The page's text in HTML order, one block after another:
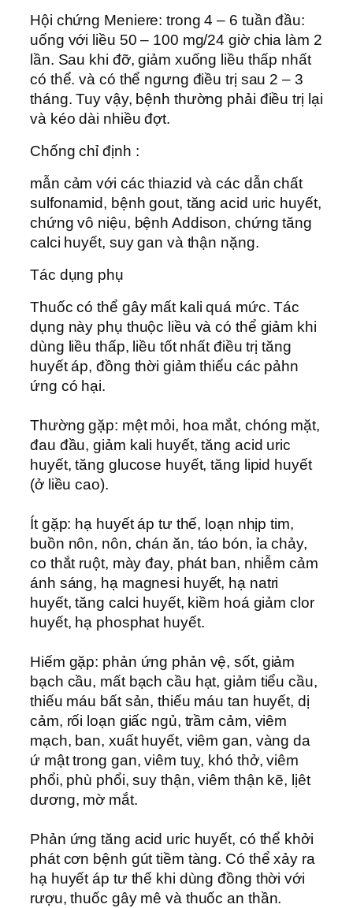
Hội chứng Meniere: trong 4 – 6 tuần đầu:
uống với liều 50 – 100 mg/24 giờ chia làm 2
lần. Sau khi đỡ, giảm xuống liều thấp nhất
có thể. và có thể ngưng điều trị sau 2 – 3
tháng. Tuy vậy, bệnh thường phải điều trị lại
và kéo dài nhiều đợt.
Chống chỉ định :
mẫn cảm với các thiazid và các dẫn chất
sulfonamid, bệnh gout, tăng acid uric huyết,
chứng vô niệu, bệnh Addison, chứng tăng
calci huyết, suy gan và thận nặng.
Tác dụng phụ
Thuốc có thể gây mất kali quá mức. Tác
dụng này phụ thuộc liều và có thể giảm khi
dùng liều thấp, liều tốt nhất điều trị tăng
huyết áp, đồng thời giảm thiểu các pảhn
ứng có hại.
Thường gặp: mệt mỏi, hoa mắt, chóng mặt,
đau đầu, giảm kali huyết, tăng acid uric
huyết, tăng glucose huyết, tăng lipid huyết
(ở liều cao).
Ít gặp: hạ huyết áp tư thế, loạn nhịp tim,
buồn nôn, nôn, chán ăn, táo bón, ỉa chảy,
co thắt ruột, mày đay, phát ban, nhiễm cảm
ánh sáng, hạ magnesi huyết, hạ natri
huyết, tăng calci huyết, kiềm hoá giảm clor
huyết, hạ phosphat huyết.
Hiếm gặp: phản ứng phản vệ, sốt, giảm
bạch cầu, mất bạch cầu hạt, giảm tiểu cầu,
thiếu máu bất sản, thiếu máu tan huyết, dị
cảm, rối loạn giấc ngủ, trầm cảm, viêm
mạch, ban, xuất huyết, viêm gan, vàng da
ứ mật trong gan, viêm tuỵ, khó thở, viêm
phổi, phù phổi, suy thận, viêm thận kẽ, lịêt
dương, mờ mắt.
Phản ứng tăng acid uric huyết, có thể khởi
phát cơn bệnh gút tiềm tàng. Có thể xảy ra
hạ huyết áp tư thế khi dùng đồng thời với
rượu, thuốc gây mê và thuốc an thần.